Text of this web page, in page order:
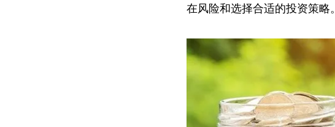
在风险和选择合适的投资策略。